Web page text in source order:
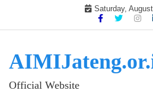
Saturday,
Official Website